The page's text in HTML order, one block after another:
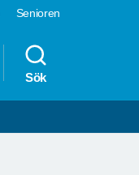
Senioren
Sök